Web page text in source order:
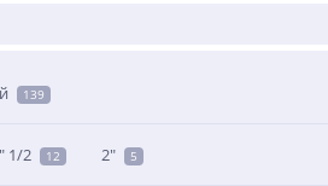
139
1/2 12 2" 5